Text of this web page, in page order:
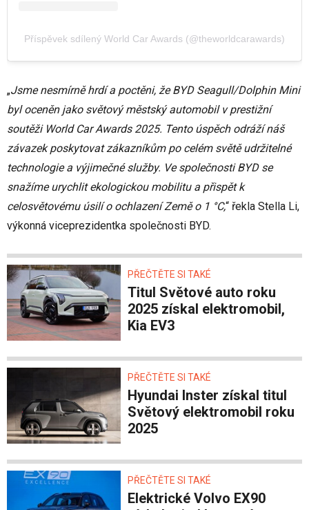
Příspěvek sdílený World Car Awards (@theworldcarawards)
„Jsme nesmírně hrdí a poctěni, že BYD Seagull/Dolphin Mini
byl oceněn jako světový městský automobil v prestižní
soutěži World Car Awards 2025. Tento úspěch odráží náš
závazek poskytovat zákazníkům po celém světě udržitelné
technologie a výjimečné služby. Ve společnosti BYD se
snažíme urychlit ekologickou mobilitu a přispět k
celosvětovému úsilí o ochlazení Země o 1 °C,“ řekla Stella Li,
výkonná viceprezidentka společnosti BYD.
PŘEČTĚTE SI TAKÉ
Titul Světové auto roku
2025 získal elektromobil,
Kia EV3
PŘEČTĚTE SI TAKÉ
Hyundai Inster získal titul
Světový elektromobil roku
2025
PŘEČTĚTE SI TAKÉ
Elektrické Volvo EX90